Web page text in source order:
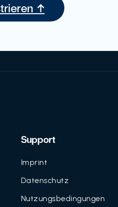
↑
Support
Imprint
Datenschutz
Nutzungsbedingungen